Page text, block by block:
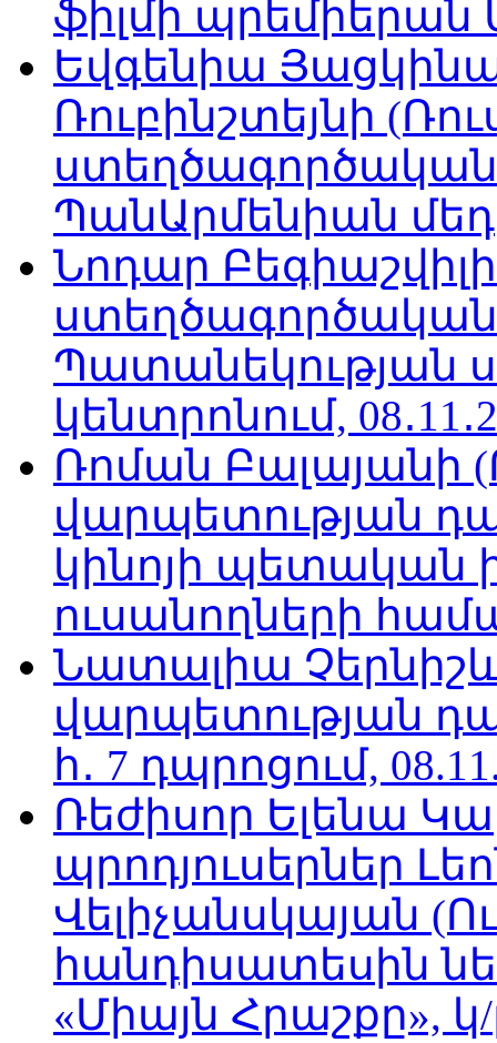
ֆիլմի պրեմիերան
Եվգենիա
Ռուբինշտեյնի
ՊանԱրմենիան
Նոդար
Պատանեկության
կենտրոնում,
Ռոման Բալայանի
վարպետության
կինոյի պետական
ուսանողների
Նատալիա
վարպետության
հ․ 7 դպրոցում,
Ռեժիսոր Ելենա
պրոդյուսերներ
Վելիչանսկայան
հանդիսատեսին
«Միայն Հրաշքը», կ/